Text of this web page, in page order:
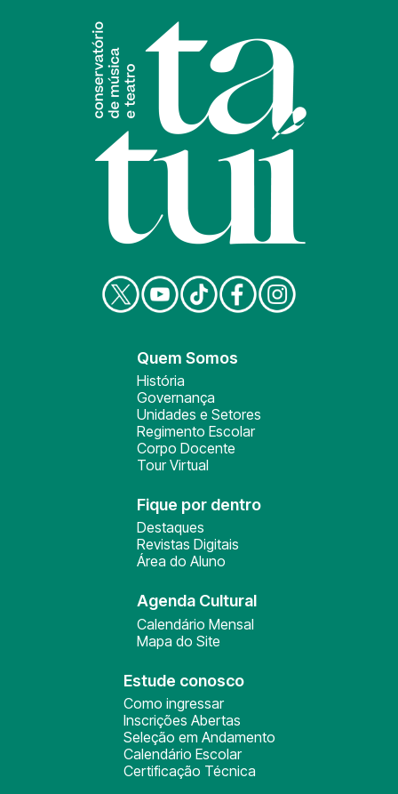
Quem Somos
História
Governança
Unidades e Setores
Regimento Escolar
Corpo Docente
Tour Virtual
Fique por dentro
Destaques
Revistas Digitais
Área do Aluno
Agenda Cultural
Calendário Mensal
Mapa do Site
Estude conosco
Como ingressar
Inscrições Abertas
Seleção em Andamento
Calendário Escolar
Certificação Técnica